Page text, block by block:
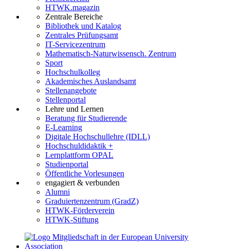
HTWK.magazin
Zentrale Bereiche
Bibliothek und Katalog
Zentrales Prüfungsamt
IT-Servicezentrum
Mathematisch-Naturwissensch. Zentrum
Sport
Hochschulkolleg
Akademisches Auslandsamt
Stellenangebote
Stellenportal
Lehre und Lernen
Beratung für Studierende
E-Learning
Digitale Hochschullehre (IDLL)
Hochschuldidaktik +
Lernplattform OPAL
Studienportal
Öffentliche Vorlesungen
engagiert & verbunden
Alumni
Graduiertenzentrum (GradZ)
HTWK-Förderverein
HTWK-Stiftung